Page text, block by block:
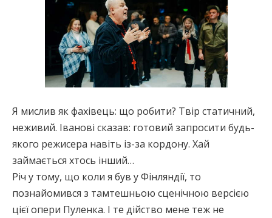
Я мислив як фахівець: що робити? Твір статичний,
неживий. Іванові сказав: готовий запросити будь-
якого режисера навіть із-за кордону. Хай
займається хтось інший…
Річ у тому, що коли я був у Фінляндії, то
познайомився з тамтешньою сценічною версією
цієї опери Пуленка. І те дійство мене теж не